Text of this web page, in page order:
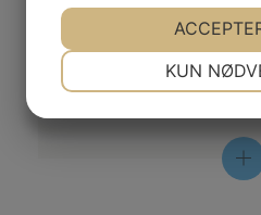
æresmedlemmer og har
tildelt et emblem med
Danske Fodterapeuter”.
generalforsamlingen,
æresmedlemmer.
De 20 æresmedlemmer
NEJ
KUN